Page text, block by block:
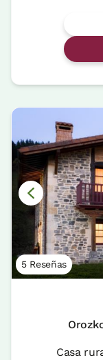
5 Reseñas
Casa